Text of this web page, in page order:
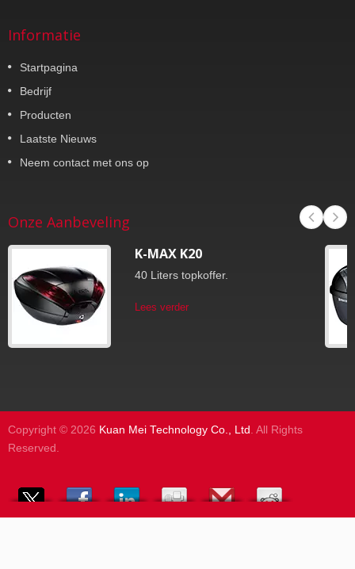
Informatie
Startpagina
Bedrijf
Producten
Laatste Nieuws
Neem contact met ons op
Onze Aanbeveling
K-MAX K20
40 Liters topkoffer.
Lees verder
Copyright © 2026 Kuan Mei Technology Co., Ltd . All Rights
Reserved.